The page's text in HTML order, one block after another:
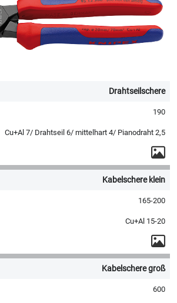
Drahtseilschere
190
Cu+Al 7/ Drahtseil 6/ mittelhart 4/ Pianodraht 2,5
Kabelschere klein
165-200
Cu+Al 15-20
Kabelschere groß
600